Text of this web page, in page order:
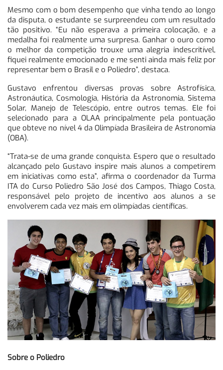
Mesmo com o bom desempenho que vinha tendo ao longo
da disputa, o estudante se surpreendeu com um resultado
tão positivo. “Eu não esperava a primeira colocação, e a
medalha foi realmente uma surpresa. Ganhar o ouro como
o melhor da competição trouxe uma alegria indescritível,
fiquei realmente emocionado e me senti ainda mais feliz por
representar bem o Brasil e o Poliedro”, destaca.
Gustavo enfrentou diversas provas sobre Astrofísica,
Astronáutica, Cosmologia, História da Astronomia, Sistema
Solar, Manejo de Telescópio, entre outros temas. Ele foi
selecionado para a OLAA principalmente pela pontuação
que obteve no nível 4 da Olimpíada Brasileira de Astronomia
(OBA).
“Trata-se de uma grande conquista. Espero que o resultado
alcançado pelo Gustavo inspire mais alunos a competirem
em iniciativas como esta”, afirma o coordenador da Turma
ITA do Curso Poliedro São José dos Campos, Thiago Costa,
responsável pelo projeto de incentivo aos alunos a se
envolverem cada vez mais em olimpíadas científicas.
Sobre o Poliedro